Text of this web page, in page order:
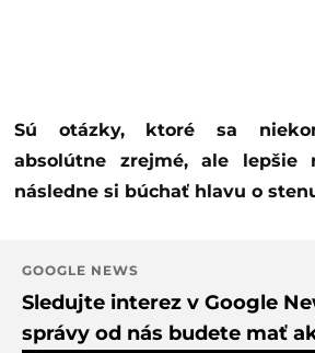
Sú otázky, ktorésa
absolútne zrejmé, ale lepšie
následne si búchať hlavu o
GOOGLE NEWS
Sledujte interez v Google
správy od nás budete mať